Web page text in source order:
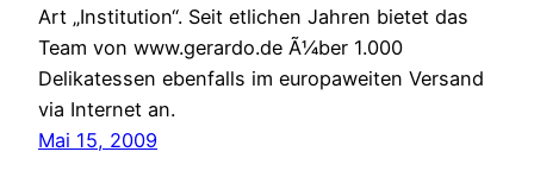
Art „Institution“. Seit etlichen Jahren bietet das
Team von www.gerardo.de Ã¼ber 1.000
Delikatessen ebenfalls im europaweiten Versand
via Internet an.
Mai 15, 2009